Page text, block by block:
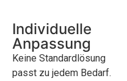
Individuelle
Anpassung
Keine Standardlösung
passt zu jedem Bedarf.